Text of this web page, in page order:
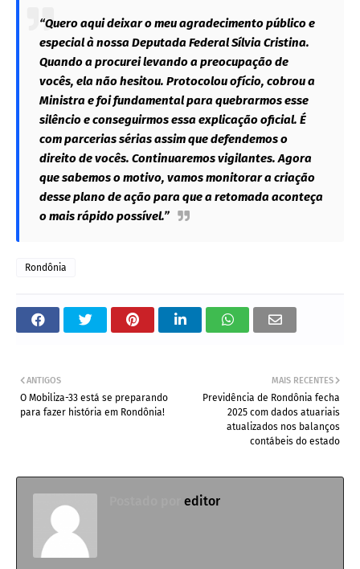
“Quero aqui deixar o meu agradecimento público e
especial à nossa Deputada Federal Sílvia Cristina.
Quando a procurei levando a preocupação de
vocês, ela não hesitou. Protocolou ofício, cobrou a
Ministra e foi fundamental para quebrarmos esse
silêncio e conseguirmos essa explicação oficial. É
com parcerias sérias assim que defendemos o
direito de vocês. Continuaremos vigilantes. Agora
que sabemos o motivo, vamos monitorar a criação
desse plano de ação para que a retomada aconteça
o mais rápido possível.”
Rondônia
MAIS RECENTES
Previdência de Rondônia fecha
2025 com dados atuariais
atualizados nos balanços
contábeis do estado
ANTIGOS
O Mobiliza-33 está se preparando
para fazer história em Rondônia!
editor